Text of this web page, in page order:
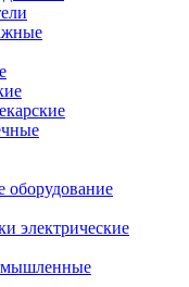
оборудование
электрические